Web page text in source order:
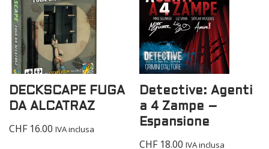
DECKSCAPE FUGA
DA ALCATRAZ
CHF16.00 IVA inclusa
Detective: Agenti
a 4 Zampe –
Espansione
CHF18.00 IVA inclusa